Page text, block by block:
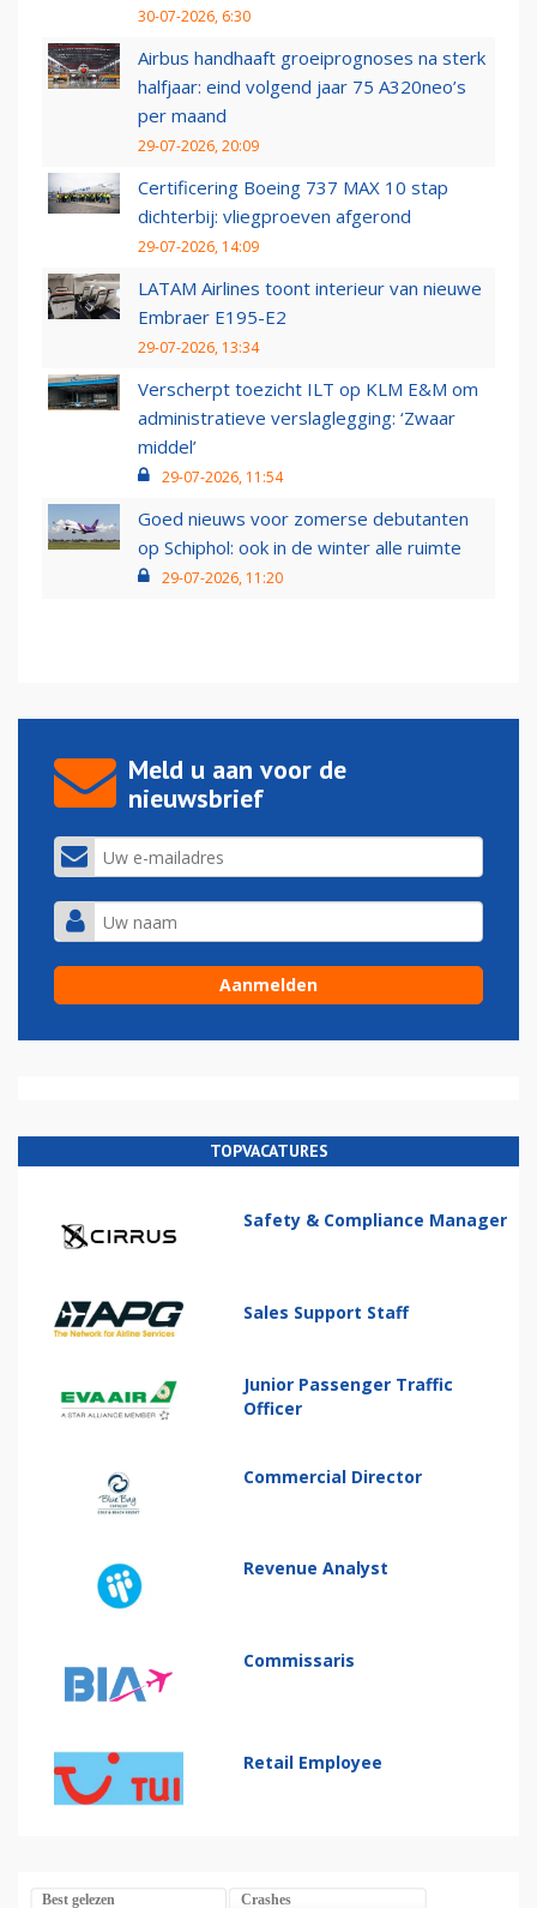
30-07-2026, 6:30
Airbus handhaaft groeiprognoses na sterk
halfjaar: eind volgend jaar 75 A320neo’s
per maand
29-07-2026, 20:09
Certificering Boeing 737 MAX 10 stap
dichterbij: vliegproeven afgerond
29-07-2026, 14:09
LATAM Airlines toont interieur van nieuwe
Embraer E195-E2
29-07-2026, 13:34
Verscherpt toezicht ILT op KLM E&M om
administratieve verslaglegging: ‘Zwaar
middel’
29-07-2026, 11:54
Goed nieuws voor zomerse debutanten
op Schiphol: ook in de winter alle ruimte
29-07-2026, 11:20
Meld u aan voor de
nieuwsbrief
TOPVACATURES
Safety & Compliance Manager
Sales Support Staff
Junior Passenger Traffic
Officer
Commercial Director
Revenue Analyst
Commissaris
Retail Employee
Best gelezen Crashes